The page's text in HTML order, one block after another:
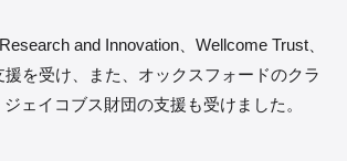
and Innovation、Wellcome Trust、
援を受け、また、オックスフォードのクラ
ェイコブス財団の支援も受けました。